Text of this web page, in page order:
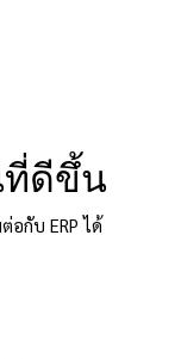
ที่ดีขึ้น
อกับ ERP ได้